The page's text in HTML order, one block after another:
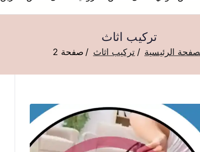
نقل عفش
تركيب اثاث
الرئيسية تركيب اثاث صفحة 2